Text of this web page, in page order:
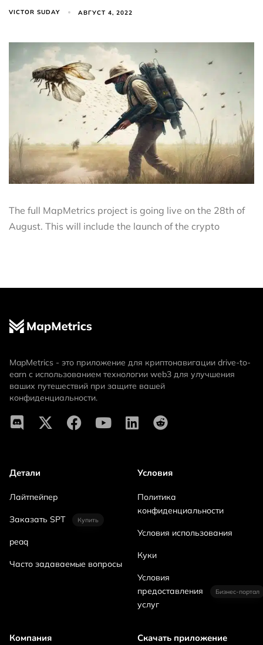
VICTOR SUDAY АВГУСТ 4, 2022
The full MapMetrics project is going live on the 28th of
August. This will include the launch of the crypto
MapMetrics - это приложение для криптонавигации drive-to-
earn с использованием технологии web3 для улучшения
ваших путешествий при защите вашей
конфиденциальности.
Детали
Лайтпейпер
Заказать SPT Купить
peaq
Часто задаваемые вопросы
Условия
Политика
конфиденциальности
Условия использования
Куки
Условия
предоставления
услуг
Бизнес-портал
Компания Скачать приложение